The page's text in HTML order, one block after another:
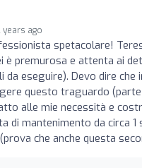
years ago
spetacolare!
premurosa e attenta ai
eseguire). Devo dire
questo traguardo
alle mie necessità e
di mantenimento da circa
che anche questa